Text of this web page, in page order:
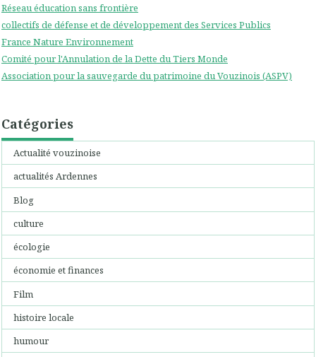
Réseau éducation sans frontière
collectifs de défense et de développement des Services Publics
France Nature Environnement
Comité pour l'Annulation de la Dette du Tiers Monde
Association pour la sauvegarde du patrimoine du Vouzinois (ASPV)
Catégories
Actualité vouzinoise
actualités Ardennes
Blog
culture
écologie
économie et finances
Film
histoire locale
humour